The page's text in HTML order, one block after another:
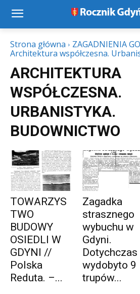
Strona główna
ZAGADNIENIA
Architektura współczesna.
ARCHITEKTURA
WSPÓŁCZESNA.
URBANISTYKA.
BUDOWNICTWO
TOWARZYS
TWO
BUDOWY
OSIEDLI W
GDYNI //
Polska
Reduta. –...
Zagadka
strasznego
wybuchu w
Gdyni.
Dotychczas
wydobyto 9
trupów...